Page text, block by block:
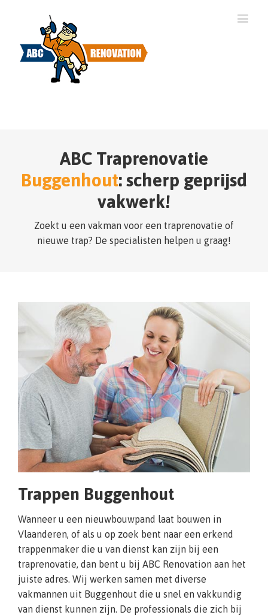
ABC Traprenovatie
Buggenhout: scherp geprijsd
vakwerk!
Zoekt u een vakman voor een traprenovatie of
nieuwe trap? De specialisten helpen u graag!
Trappen Buggenhout
Wanneer u een nieuwbouwpand laat bouwen in
Vlaanderen, of als u op zoek bent naar een erkend
trappenmaker die u van dienst kan zijn bij een
traprenovatie, dan bent u bij ABC Renovation aan het
juiste adres. Wij werken samen met diverse
vakmannen uit Buggenhout die u snel en vakkundig
van dienst kunnen zijn. De professionals die zich bij